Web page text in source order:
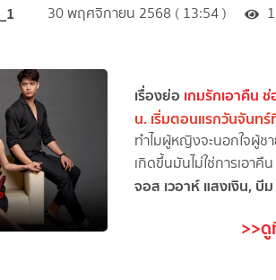
30 พฤศจิกายน 2568 ( 13:54 )
เรื่องย่อ เกมรักเอาคืน
น.เริ่มตอนแรกวันจันท
ทำไมผู้หญิงจะนอกใจผู้ช
เกิดขึ้นมันไม่ใช่การเอา
จอส เวอาห์ แสงเงิน,
>>